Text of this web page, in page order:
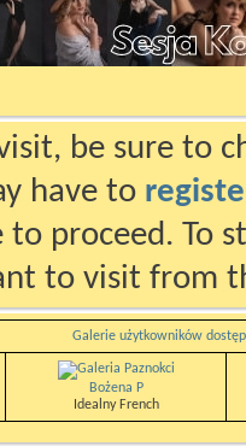
be sure to
have to
proceed. To
to visit from
Galerie użytkowników
Bożena P
Idealny French